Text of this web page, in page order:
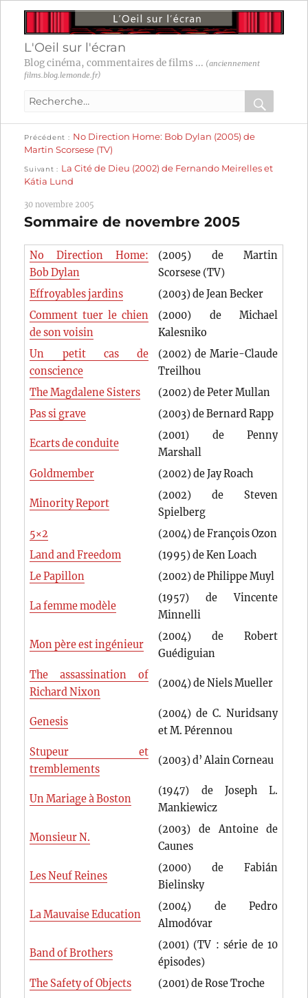
L'Oeil sur l'écran
Blog cinéma, commentaires de films ... (anciennement
films.blog.lemonde.fr)
Recherche
:
OK
Navigation
de
Précédent
précédente :
No Direction Home: Bob Dylan (2005) de
Martin Scorsese (TV)
Suivant
suivante :
La Cité de Dieu (2002) de Fernando Meirelles et
Kátia Lund
30 novembre 2005
Sommaire de novembre 2005
No Direction Home:
Bob Dylan
(2005) de Martin
Scorsese (TV)
Effroyables jardins
(2003) de Jean Becker
Comment tuer le chien
de son voisin
(2000) de Michael
Kalesniko
Un petit cas de
conscience
(2002) de Marie-Claude
Treilhou
The Magdalene Sisters
(2002) de Peter Mullan
Pas si grave
(2003) de Bernard Rapp
Ecarts de conduite
(2001) de Penny
Marshall
Goldmember
(2002) de Jay Roach
Minority Report
(2002) de Steven
Spielberg
5×2
(2004) de François Ozon
Land and Freedom
(1995) de Ken Loach
Le Papillon
(2002) de Philippe Muyl
La femme modèle
(1957) de Vincente
Minnelli
Mon père est ingénieur
(2004) de Robert
Guédiguian
The assassination of
Richard Nixon
(2004) de Niels Mueller
Genesis
(2004) de C. Nuridsany
et M. Pérennou
Stupeur et
tremblements
(2003) d’ Alain Corneau
Un Mariage à Boston
(1947) de Joseph L.
Mankiewicz
Monsieur N.
(2003) de Antoine de
Caunes
Les Neuf Reines
(2000) de Fabián
Bielinsky
La Mauvaise Education
(2004) de Pedro
Almodóvar
Band of Brothers
(2001) (TV : série de 10
épisodes)
The Safety of Objects
(2001) de Rose Troche